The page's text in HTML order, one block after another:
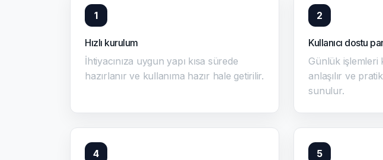
1
Hızlı kurulum
İhtiyacınıza uygun yapı kısa sürede
hazırlanır ve kullanıma hazır hale getirilir.
2
Kullanıcı dostu
Günlük işlemleri
anlaşılır ve
sunulur.
4 5